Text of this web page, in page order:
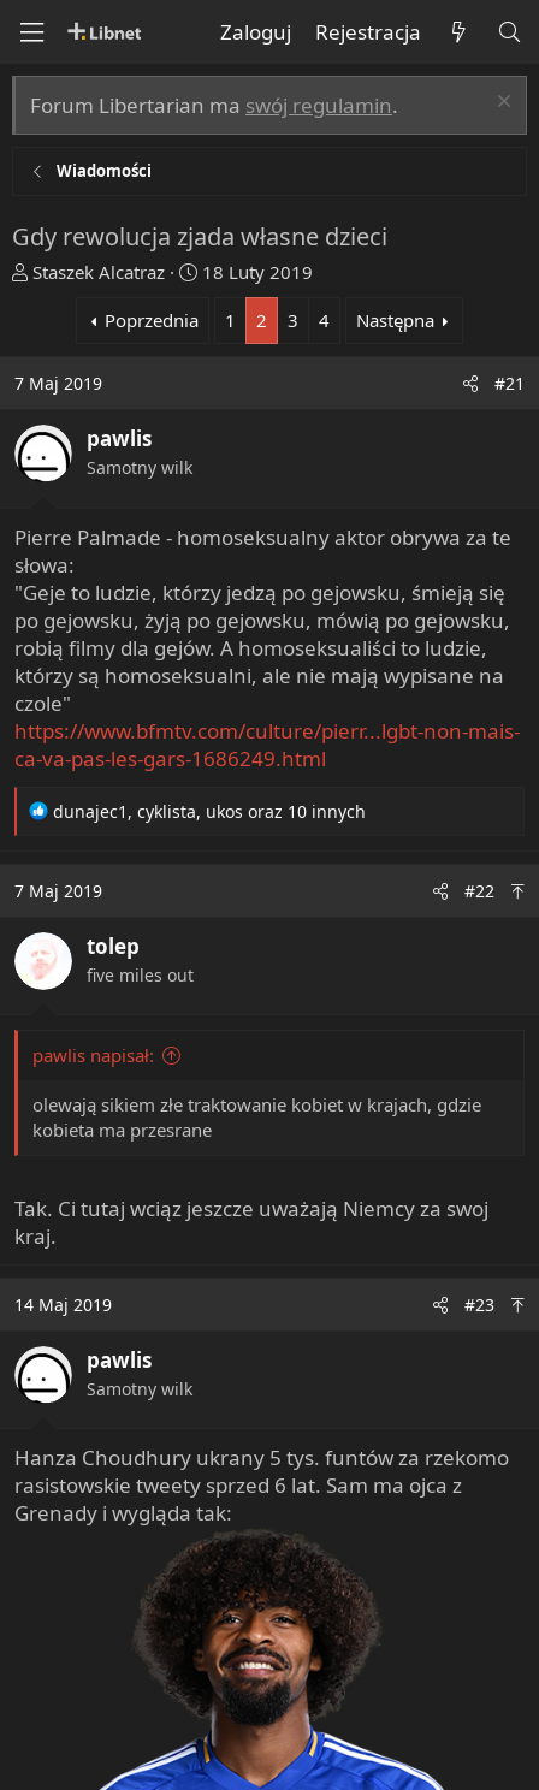
Zaloguj Rejestracja
Forum Libertarian ma swój regulamin.
Wiadomości
Gdy rewolucja zjada własne dzieci
T
a
d
s
a
e
r
Staszek Alcatraz
R
18 Luty 2019
Poprzednia
1 2 3 4 Następna
7 Maj 2019 #21
pawlis
Samotny wilk
Pierre Palmade - homoseksualny aktor obrywa za te
słowa:
"Geje to ludzie, którzy jedzą po gejowsku, śmieją się
po gejowsku, żyją po gejowsku, mówią po gejowsku,
robią filmy dla gejów. A homoseksualiści to ludzie,
którzy są homoseksualni, ale nie mają wypisane na
czole"
https://www.bfmtv.com/culture/pierr...lgbt-non-mais-
ca-va-pas-les-gars-1686249.html
R
t
o
n
s
dunajec1 , cyklista, ukos oraz 10 innych
7 Maj 2019 #22
tolep
five miles out
pawlis napisał:
olewają sikiem złe traktowanie kobiet w krajach, gdzie
kobieta ma przesrane
Tak. Ci tutaj wciąz jeszcze uważają Niemcy za swoj
kraj.
14 Maj 2019 #23
pawlis
Samotny wilk
Hanza Choudhury ukrany 5 tys. funtów za rzekomo
rasistowskie tweety sprzed 6 lat. Sam ma ojca z
Grenady i wygląda tak: